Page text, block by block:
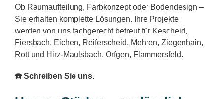
Ob Raumaufteilung, Farbkonzept oder Bodendesign –
Sie erhalten komplette Lösungen. Ihre Projekte
werden von uns fachgerecht betreut für Kescheid,
Fiersbach, Eichen, Reiferscheid, Mehren, Ziegenhain,
Rott und Hirz-Maulsbach, Orfgen, Flammersfeld.
☎️ Schreiben Sie uns.